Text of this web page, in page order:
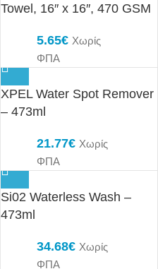
Towel, 16″ x 16″, 470 GSM
5.65€ Χωρίς
ΦΠΑ
XPEL Water Spot Remover
– 473ml
21.77€ Χωρίς
ΦΠΑ
Si02 Waterless Wash –
473ml
34.68€ Χωρίς
ΦΠΑ